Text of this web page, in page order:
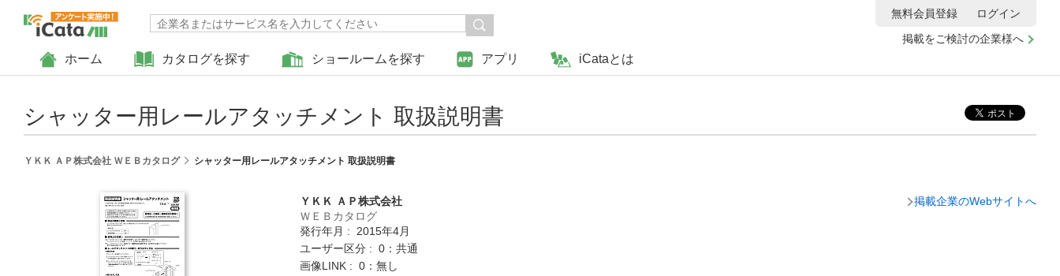
ホーム カタログを探す ショールームを探す アプリ iCataとは
掲載をご検討の企業様へ
無料会員登録 ログイン
シャッター用レールアタッチメント 取扱説明書
ＹＫＫ ＡＰ株式会社 ＷＥＢカタログ シャッター用レールアタッチメント 取扱説明書
ＹＫＫ ＡＰ株式会社
ＷＥＢカタログ
発行年月 : 2015年4月
ユーザー区分 : 0：共通
画像LINK : 0：無し
掲載企業のWebサイトへ